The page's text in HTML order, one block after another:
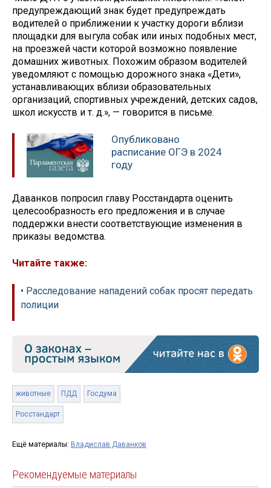
предупреждающий знак будет предупреждать
водителей о приближении к участку дороги вблизи
площадки для выгула собак или иных подобных мест,
на проезжей части которой возможно появление
домашних животных. Похожим образом водителей
уведомляют с помощью дорожного знака «Дети»,
устанавливающих вблизи образовательных
организаций, спортивных учреждений, детских садов,
школ искусств и т. д.», — говорится в письме.
Опубликовано
расписание ОГЭ в 2024
году
Даванков попросил главу Росстандарта оценить
целесообразность его предложения и в случае
поддержки внести соответствующие изменения в
приказы ведомства.
Читайте также:
• Расследование нападений собак просят передать
полиции
животные ПДД Госдума
Росстандарт
Ещё материалы: Владислав Даванков
Рекомендуемые материалы